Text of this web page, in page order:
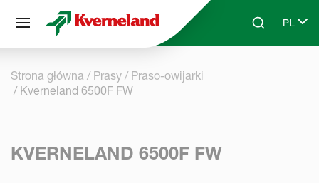
Skip to main contentSearchPL
Select
Strona główna Prasy
Praso-owijarki
Kverneland 6500F FW
KVERNELAND 6500F FW
Panel zarządzania plikami cookies